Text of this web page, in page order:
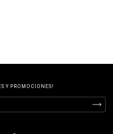
Y PROMOCIONES!